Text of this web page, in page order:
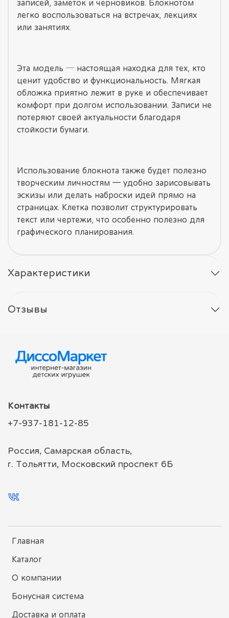
записей, заметок и черновиков. Блокнотом
легко воспользоваться на встречах, лекциях
или занятиях.
Эта модель ─ настоящая находка для тех, кто
ценит удобство и функциональность. Мягкая
обложка приятно лежит в руке и обеспечивает
комфорт при долгом использовании. Записи не
потеряют своей актуальности благодаря
стойкости бумаги.
Использование блокнота также будет полезно
творческим личностям — удобно зарисовывать
эскизы или делать наброски идей прямо на
страницах. Клетка позволит структурировать
текст или чертежи, что особенно полезно для
графического планирования.
Характеристики
Отзывы
Главная
Каталог
О компании
Бонусная система
Доставка и оплата
Контакты
+7-937-181-12-85
Россия, Самарская область,
г. Тольятти, Московский проспект 6Б